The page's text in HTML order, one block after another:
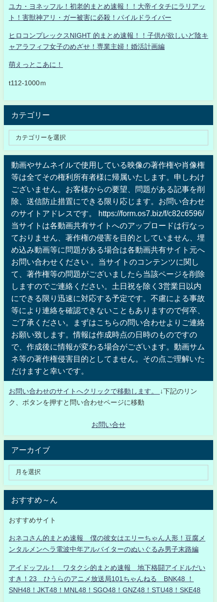
ユカ・ヨネッフル！初老的まとめ速報！！大帝イタチにラリアッ
ト！害獣神アリ・ガー被害に必殺！パイルドライバー
ヒロコンプレックスNIGHT 的まとめ速報！！子供が欲しいど陰キ
ャアラフィフ女子のめざせ！専業主婦！婚活計画編
萌えっとこあに！
t112-1000ｍ
カテゴリー
動画やサムネイルで使用している映像の著作権や肖像権
等は全てその権利所有者様に帰属いたします。申しわけ
ございません。お客様からの要望、問題がある記事を削
除、送信防止措置にできる限り応じます。お問い合わせ
のサイトアドレスです。 https://form.os7.biz/f/c82c6596/
当サイトは各動画共有サイトへのアップロードは行なっ
ておりません、著作権の侵害を目的としていません、埋
め込み動画等に問題がある場合は各動画共有サイト元へ
お問い合わせください 。当サイトのコンテンツに関し
て、著作権等の問題がございましたら当該ページを削除
しますのでご連絡ください。土日祝を除く3営業日以内
にできる限り迅速に対応する予定です。不慮による事故
等により連絡を確認できないこともありますので何卒、
ご了承ください。まずはこちらの問い合わせよりご連絡
お願い致します。情報は作成時点の日時のものですの
で、作成後に情報が変わる場合がございます。動画サム
ネ等の著作権侵害目的としてません。その点ご理解いた
だけますと幸いです。
お問い合わせのサイトへクリックで移動します。
↓下記のリン
ク、ボタンを押すと問い合わせページに移動
お問い合せ
アーカイブ
おすすめ～ん
おすすめサイト
おネコさん的まとめ速報 僕の彼女はエリーちゃん人形！豆腐メ
ンタルメンヘラ電波中年アルバイターのぬいぐるみ男子末路編
アイドッフル！ ワタクシ的まとめ速報 地下格闘アイドルだい
すき！23 ひうらのアニメ放送局101ちゃんねる BNK48 ！
SNH48！JKT48！MNL48！SGO48！GNZ48！STU48！SKE48